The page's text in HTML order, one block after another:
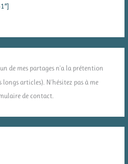
de mes partages n'a la prétention
articles). N'hésitez pas à me
de contact.